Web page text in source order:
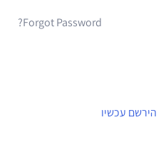
Forgot Password?
הירשם עכשיו